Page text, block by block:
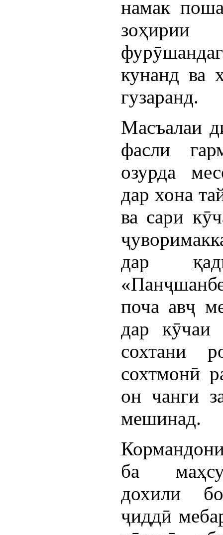
намак
кунанд ва
гузаранд.
Масъалаи
фасли
озурда
дар хона
ва сари
дар
поча авҷ
дар
сохтани
сохтмонӣ
он чанги
мешинад.
ба
дохили
ҷиддӣ